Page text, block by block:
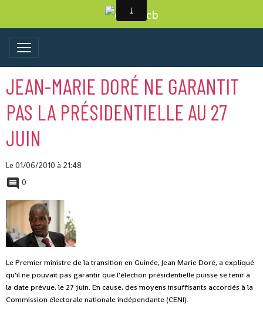
JEAN-MARIE DORÉ NE GARANTIT
PAS LA PRÉSIDENTIELLE AU 27
JUIN
Le 01/06/2010 à 21:48
0
Le Premier ministre de la transition en Guinée, Jean Marie Doré, a expliqué
qu’il ne pouvait pas garantir que l’élection présidentielle puisse se tenir à
la date prévue, le 27 juin. En cause, des moyens insuffisants accordés à la
Commission électorale nationale indépendante (CENI).